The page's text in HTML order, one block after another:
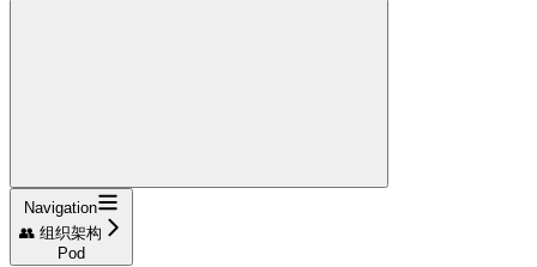
Navigation
👥 组织架构
Pod